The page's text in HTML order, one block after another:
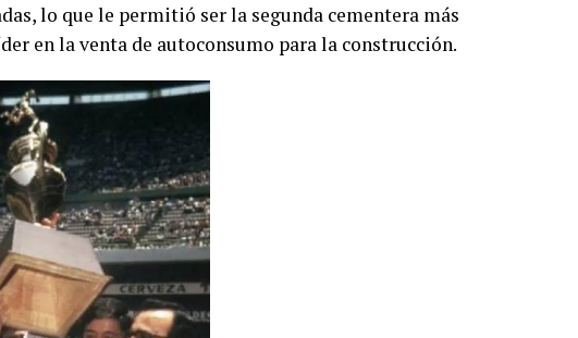
lo que le permitió ser la segunda cementera más
en la venta de autoconsumo para la construcción.